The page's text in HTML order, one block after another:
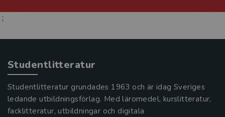
;
Studentlitteratur
Studentlitteratur grundades 1963 och är idag Sveriges
ledande utbildningsförlag. Med läromedel, kurslitteratur,
facklitteratur, utbildningar och digitala